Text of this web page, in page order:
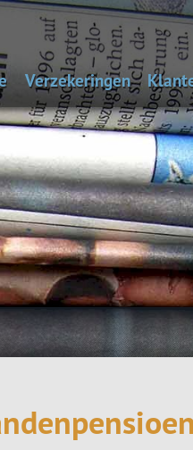
Verzekeringen
Uitvaartverzekering
Autoverzekering
Woonhuisverzekering
Inboedelverzekering
Aansprakelijkheidsverz.
Reisverzekering